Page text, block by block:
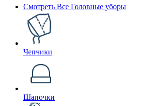
Смотреть Все Головные уборы
Чепчики
Шапочки